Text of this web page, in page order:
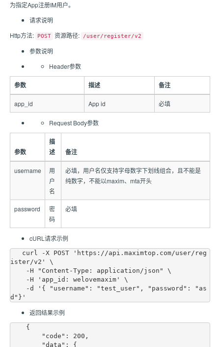
为指定App注册IM用户。
请求说明
Http方法:
POST 资源路径: /user/register/v2
参数说明
Header参数
参数 描述 备注
app_id App id 必填
Request Body参数
参数
描
述
备注
username
用
户
名
必填，用户名仅支持字母数字下划线组合，且不能是
纯数字，不能以maxim、mta开头
password
密
码
必填
cURL请求示例
ister/v2' \
返回结果示例